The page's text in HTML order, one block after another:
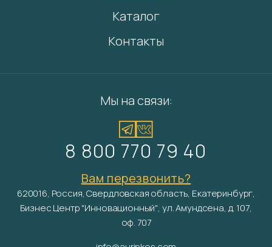
Каталог
Контакты
Мы на связи:
8 800 770 79 40
Вам перезвонить?
620016, Россия, Свердловская область, Екатеринбург,
Бизнес Центр "Инновационный", ул. Амундсена, д. 107,
оф. 707